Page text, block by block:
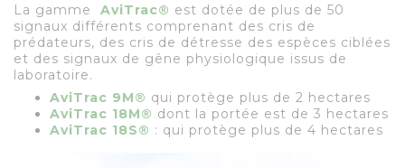
La gamme AviTrac® est dotée de plus de 50
signaux différents comprenant des cris de
prédateurs, des cris de détresse des espèces ciblées
et des signaux de gêne physiologique issus de
laboratoire.
AviTrac 9M® qui protège plus de 2 hectares
AviTrac 18M® dont la portée est de 3 hectares
AviTrac 18S® : qui protège plus de 4 hectares